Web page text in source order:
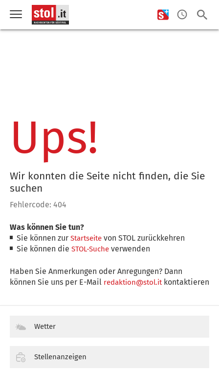
Ups!
Wir konnten die Seite nicht finden, die Sie
suchen
Fehlercode: 404
Was können Sie tun?
Sie können zurStartseite von STOL zurückkehren
Sie können dieSTOL-Suche verwenden
Haben Sie Anmerkungen oder Anregungen? Dann
können Sie uns per E-Mail redaktion@stol.itkontaktieren
Wetter
Stellenanzeigen